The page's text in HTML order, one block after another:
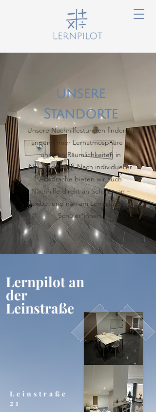
unsere
Standorte
Unsere Nachhilfestunden finden in
angenehmer Lernatmosphäre in
unseren Räumlichkeiten in
Neustadt statt. Nach individueller
Absprache bieten wir auch
Nachhilfe direkt an Schulen an –
flexibel und nah am Lernalltag der
Schüler*innen.
Leinstraße
21
Lernpilot an
der
Leinstraße